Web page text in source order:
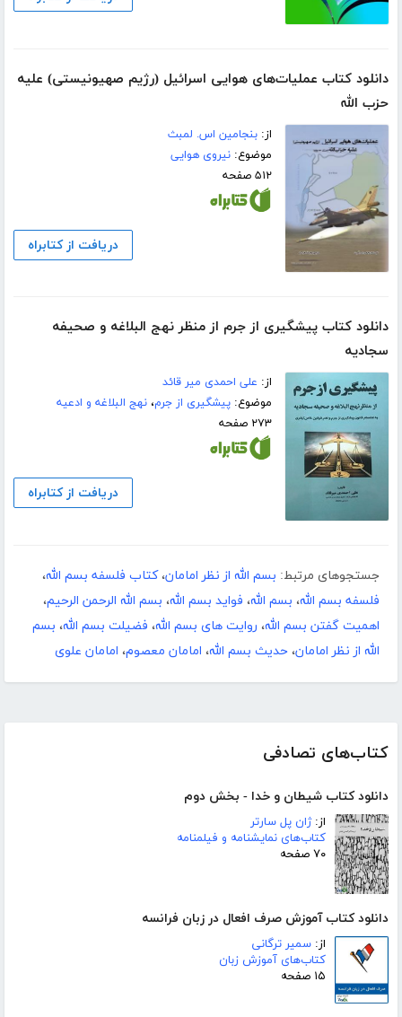
کتاب‌های تصادفی
دانلود کتاب شیطان و خدا - بخش دوم
از:ژان پل سارتر
کتاب‌های نمایشنامه و فیلمنامه
۷۰ صفحه
دانلود کتاب آموزش صرف افعال در زبان فرانسه
از: سمیر ترگانی
کتاب‌های آموزش زبان
۱۵ صفحه
دانلود کتاب عملیات‌های هوایی اسرائیل (رژیم صهیونیستی) علیه
حزب الله
از:بنجامین اس. لمبث
موضوع:نیروی هوایی
۵۱۲ صفحه
دریافت از کتابراه
دانلود کتاب پیشگیری از جرم از منظر نهج البلاغه و صحیفه
سجادیه
از: علی احمدی میر قائد
موضوع:پیشگیری از جرم،نهج البلاغه و ادعیه
۲۷۳ صفحه
دریافت از کتابراه
جستجوهای مرتبط: بسم الله از نظر امامان،کتاب فلسفه بسم الله،
فلسفه بسم الله، بسم الله، فواید بسم الله، بسم الله الرحمن الرحیم،
اهمیت گفتن بسم الله، روایت های بسم الله، فضیلت بسم الله، بسم
الله از نظر امامان، حدیث بسم الله، امامان معصوم، امامان علوی